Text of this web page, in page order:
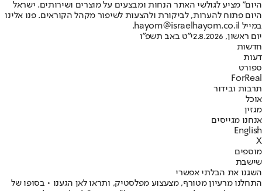
היום" מציע לגולשי האתר הנחות ומבצעים על מוצרים ושירותים. ישראל
היום פתוח להערות, לביקורת ולהצעות לשיפור מקהל הקוראים. פנו אלינו
במייל hayom@israelhayom.co.il.
יום ראשון, 2.8.2026
י"ט באב תשפ"ו
חדשות
דעות
ספורט
ForReal
תרבות ובידור
אוכל
מגזין
אנחנו מגייסים
English
X
מוספים
שישבת
השגנו את הבלתי אפשרי
התחלנו מרעיון מטורף, מצעצוע מפלסטיק, ותראו לאן הגענו • בסופו של